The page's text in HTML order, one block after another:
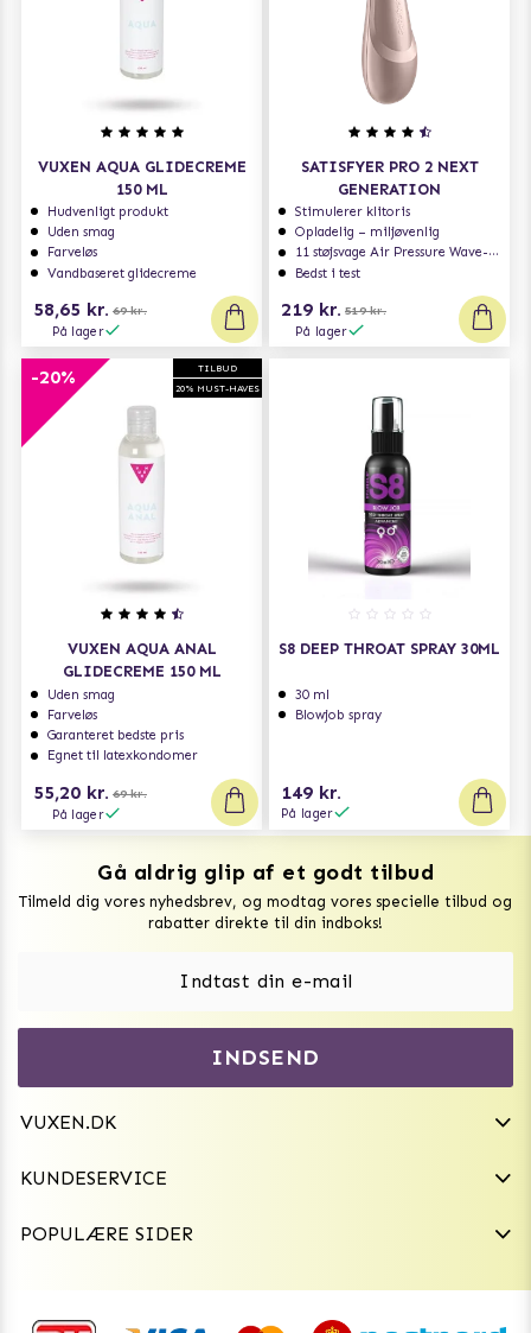
VUXEN AQUA GLIDECREME
150 ML
Hudvenligt produkt
Uden smag
Farveløs
Vandbaseret glidecreme
58,65 kr. 69 kr.
På lager
SATISFYER PRO 2 NEXT
GENERATION
Stimulerer klitoris
Opladelig – miljøvenlig
11 støjsvage Air Pressure Wave-programmer
Bedst i test
219 kr. 519 kr.
På lager
TILBUD
20% MUST-HAVES
-20%
VUXEN AQUA ANAL
GLIDECREME 150 ML
Uden smag
Farveløs
Garanteret bedste pris
Egnet til latexkondomer
55,20 kr. 69 kr.
På lager
S8 DEEP THROAT SPRAY 30ML
30 ml
Blowjob spray
149 kr.
På lager
Gå aldrig glip af et godt tilbud
Tilmeld dig vores nyhedsbrev, og modtag vores specielle tilbud og
rabatter direkte til din indboks!
INDSEND
VUXEN.DK
VAT: SE556744520901
kundeservice@vuxen.dk
KUNDESERVICE
Fortryd aftale
POPULÆRE SIDER
Vuxen Magazine
Frækt undertøj